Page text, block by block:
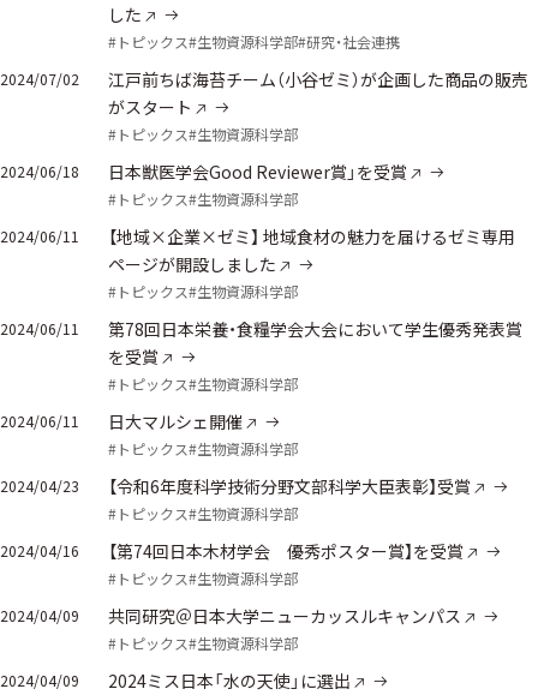
した
#トピックス#生物資源科学部#研究・社会連携
2024/07/02
江戸前ちば海苔チーム（小谷ゼミ）が企画した商品の販売
がスタート
#トピックス#生物資源科学部
2024/06/18
日本獣医学会Good Reviewer賞」を受賞
#トピックス#生物資源科学部
2024/06/11
【地域×企業×ゼミ】 地域食材の魅力を届けるゼミ専用
ページが開設しました
#トピックス#生物資源科学部
2024/06/11
第78回日本栄養・食糧学会大会において学生優秀発表賞
を受賞
#トピックス#生物資源科学部
2024/06/11
日大マルシェ開催
#トピックス#生物資源科学部
2024/04/23
【令和6年度科学技術分野文部科学大臣表彰】受賞
#トピックス#生物資源科学部
2024/04/16
【第74回日本木材学会 優秀ポスター賞】を受賞
#トピックス#生物資源科学部
2024/04/09
共同研究＠日本大学ニューカッスルキャンパス
#トピックス#生物資源科学部
2024/04/09
2024ミス日本「水の天使」に選出